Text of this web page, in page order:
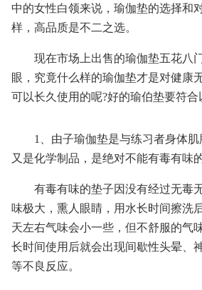
中的女性白领来说，瑜伽垫的选择和
样，高品质是不二之选。
现在市场上出售的瑜伽垫五花八
眼，究竟什么样的瑜伽垫才是对健康
可以长久使用的呢?好的瑜伯垫要符合
1、由子瑜伽垫是与练习者身体
又是化学制品，是绝对不能有毒有味的
有毒有味的垫子因没有经过无毒
味极大，熏人眼睛，用水长时间擦洗
天左右气味会小一些，但不舒服的气
长时间使用后就会出现间歇性头晕、
等不良反应。